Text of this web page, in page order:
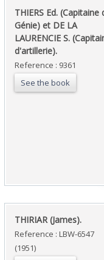
‎THIERS Ed. (Capitaine
Génie) et DE LA
LAURENCIE S.
d'artillerie).‎
Reference : 9361
See the book
‎THIRIAR (James).‎
Reference : LBW-6547
(1951)